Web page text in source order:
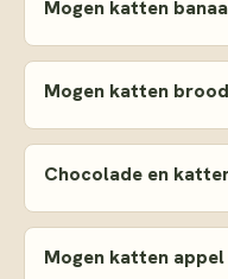
Mogen katten
Mogen katten
Chocolade en
Mogen katten